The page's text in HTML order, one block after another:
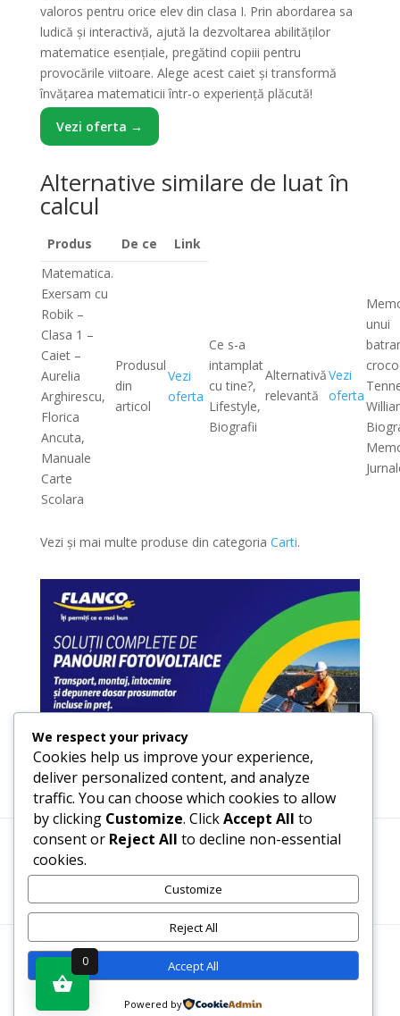
valoros pentru orice elev din clasa I. Prin abordarea sa
ludică și interactivă, ajută la dezvoltarea abilităților
matematice esențiale, pregătind copiii pentru
provocările viitoare. Alege acest caiet și transformă
învățarea matematicii într-o experiență plăcută!
Vezi oferta →
Alternative similare de luat în
calcul
Produs De ce
Link
Matematica.
Exersam cu
Robik –
Clasa 1 –
Caiet –
Aurelia
Arghirescu,
Florica
Ancuta,
Manuale
Carte
Scolara
Produsul
din
articol
Vezi
oferta
Ce s-a
intamplat
cu tine?,
Lifestyle,
Biografii
Alternativă
relevantă
Vezi
oferta
unui
Vezi și mai multe produse din categoria Carti.
Termeni, Condiții & Protecția Datelor (GDPR)
WWW.RECENZII-CARTI.RO ©2026 TOATE DREPTURILE
REZERVATE
We respect your privacy
Cookies help us improve your experience,
deliver personalized content, and analyze
traffic. You can choose which cookies to allow
by clicking Customize. ClickAccept All to
consent or Reject All to decline non-essential
cookies.
Customize
Reject All
Accept All
Powered by
0